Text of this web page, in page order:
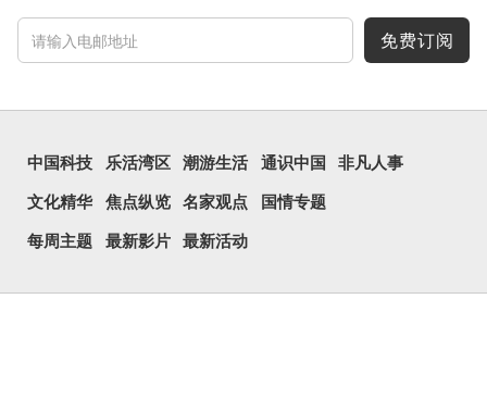
行表情符号，这个字也被网
民当做表情符号来用。
囧字的「八」像一对委
免费订阅
中国科技 乐活湾区 潮游生活 通识中国 非凡人事
文化精华 焦点纵览 名家观点 国情专题
每周主题 最新影片 最新活动